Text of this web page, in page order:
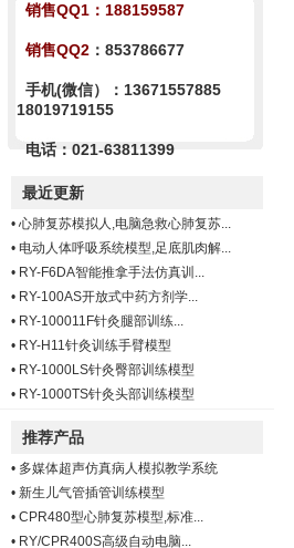
销售QQ1： 188159587
销售QQ2 ：853786677
手机(微信）：13671557885
18019719155
电话：021-63811399
最近更新
• 心肺复苏模拟人,电脑急救心肺复苏...
• 电动人体呼吸系统模型,足底肌肉解...
• RY-F6DA智能推拿手法仿真训...
• RY-100AS开放式中药方剂学...
• RY-100011F针灸腿部训练...
• RY-H11针灸训练手臂模型
• RY-1000LS针灸臀部训练模型
• RY-1000TS针灸头部训练模型
推荐产品
• 多媒体超声仿真病人模拟教学系统
• 新生儿气管插管训练模型
• CPR480型心肺复苏模型,标准...
• RY/CPR400S高级自动电脑...